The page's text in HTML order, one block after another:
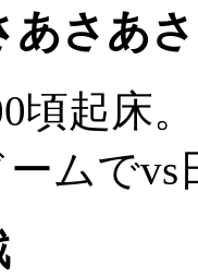
あさあ
起床。
ムで